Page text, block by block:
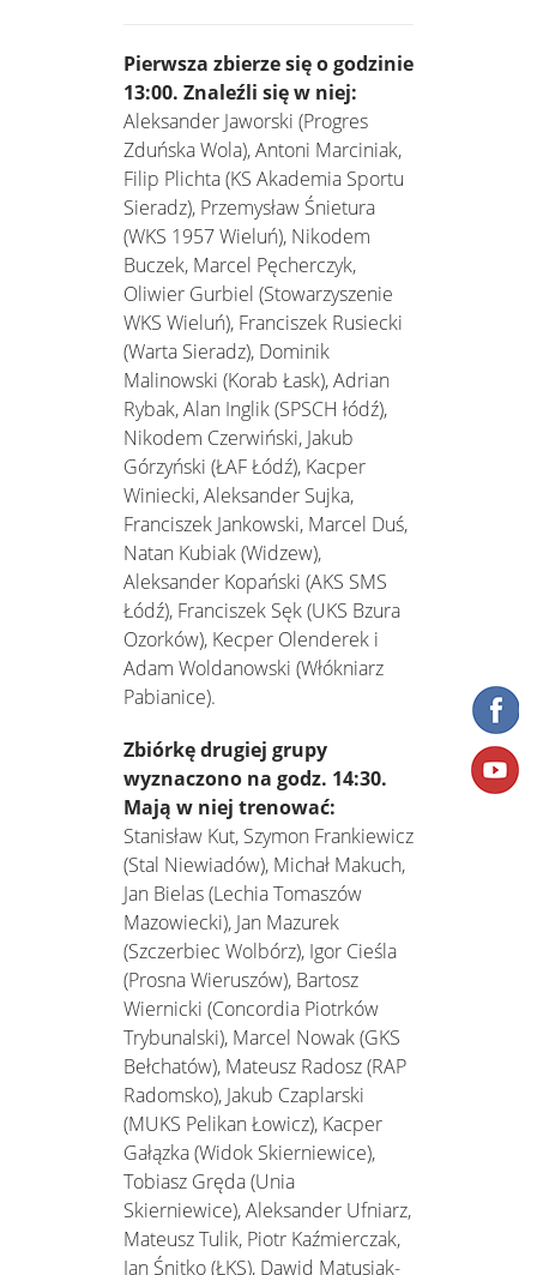
Pierwsza zbierze się o godzinie
13:00. Znaleźli się w niej:
Aleksander Jaworski (Progres
Zduńska Wola), Antoni Marciniak,
Filip Plichta (KS Akademia Sportu
Sieradz), Przemysław Śnietura
(WKS 1957 Wieluń), Nikodem
Buczek, Marcel Pęcherczyk,
Oliwier Gurbiel (Stowarzyszenie
WKS Wieluń), Franciszek Rusiecki
(Warta Sieradz), Dominik
Malinowski (Korab Łask), Adrian
Rybak, Alan Inglik (SPSCH łódź),
Nikodem Czerwiński, Jakub
Górzyński (ŁAF Łódź), Kacper
Winiecki, Aleksander Sujka,
Franciszek Jankowski, Marcel Duś,
Natan Kubiak (Widzew),
Aleksander Kopański (AKS SMS
Łódź), Franciszek Sęk (UKS Bzura
Ozorków), Kecper Olenderek i
Adam Woldanowski (Włókniarz
Pabianice).
Zbiórkę drugiej grupy
wyznaczono na godz. 14:30.
Mają w niej trenować:
Stanisław Kut, Szymon Frankiewicz
(Stal Niewiadów), Michał Makuch,
Jan Bielas (Lechia Tomaszów
Mazowiecki), Jan Mazurek
(Szczerbiec Wolbórz), Igor Cieśla
(Prosna Wieruszów), Bartosz
Wiernicki (Concordia Piotrków
Trybunalski), Marcel Nowak (GKS
Bełchatów), Mateusz Radosz (RAP
Radomsko), Jakub Czaplarski
(MUKS Pelikan Łowicz), Kacper
Gałązka (Widok Skierniewice),
Tobiasz Gręda (Unia
Skierniewice), Aleksander Ufniarz,
Mateusz Tulik, Piotr Kaźmierczak,
Jan Śnitko (ŁKS), Dawid Matusiak-